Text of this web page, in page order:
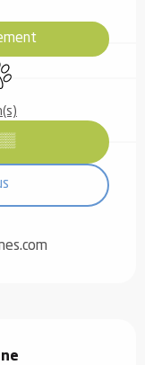
acceptés